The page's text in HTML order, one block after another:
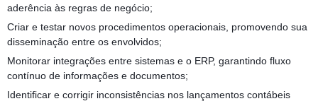
aderência às regras de negócio;
Criar e testar novos procedimentos operacionais, promovendo sua
disseminação entre os envolvidos;
Monitorar integrações entre sistemas e o ERP, garantindo fluxo
contínuo de informações e documentos;
Identificar e corrigir inconsistências nos lançamentos contábeis